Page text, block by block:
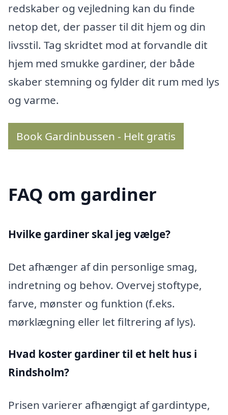
redskaber og vejledning kan du finde
netop det, der passer til dit hjem og din
livsstil. Tag skridtet mod at forvandle dit
hjem med smukke gardiner, der både
skaber stemning og fylder dit rum med lys
og varme.
Book Gardinbussen - Helt gratis
FAQ om gardiner
Hvilke gardiner skal jeg vælge?
Det afhænger af din personlige smag,
indretning og behov. Overvej stoftype,
farve, mønster og funktion (f.eks.
mørklægning eller let filtrering af lys).
Hvad koster gardiner til et helt hus i
Rindsholm?
Prisen varierer afhængigt af gardintype,